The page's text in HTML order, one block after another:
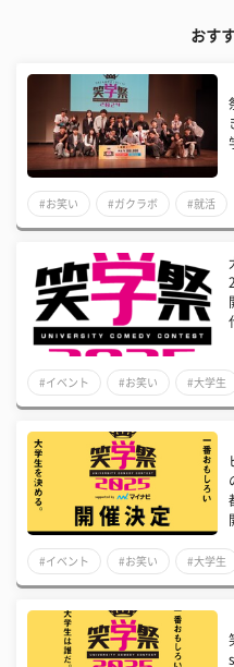
おす
#お笑い #ガクラボ #就活
#イベント #お笑い #大学生
#イベント #お笑い #大学生